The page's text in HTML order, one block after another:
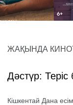
ЖАҚЫНДА
Дәстүр: Теріс
Кішкентай Дана